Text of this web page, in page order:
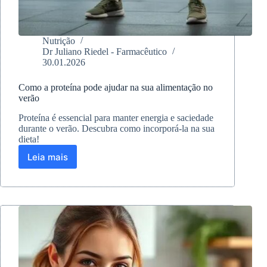
Nutrição
Dr Juliano Riedel - Farmacêutico
30.01.2026
Como a proteína pode ajudar na sua alimentação no
verão
Proteína é essencial para manter energia e saciedade
durante o verão. Descubra como incorporá-la na sua
dieta!
Leia mais
Como
proteína
ajudar
na
sua
alimentação
no
verão